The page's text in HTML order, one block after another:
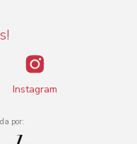
Instagram
por: